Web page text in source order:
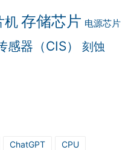
机存储芯片 电源芯片
器（CIS） 刻蚀
ChatGPT
CPU